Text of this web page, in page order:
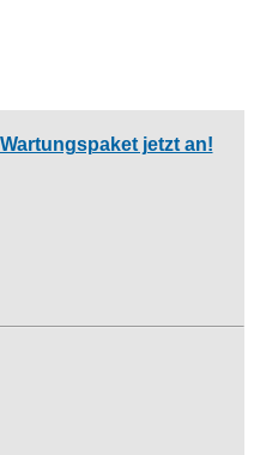
jetzt an!